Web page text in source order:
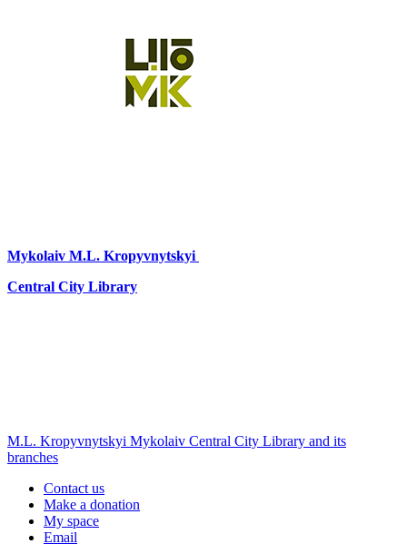
Mykolaiv M.L. Kropyvnytskyi
Central City Library
M.L. Kropyvnytskyi Mykolaiv Central City Library and its
branches
Contact us
Make a donation
My space
Email